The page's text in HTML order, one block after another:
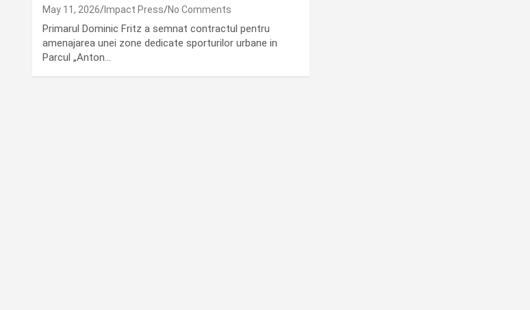
May 11, 2026 Impact Press No Comments
Primarul Dominic Fritz a semnat contractul pentru
amenajarea unei zone dedicate sporturilor urbane in
Parcul „Anton…